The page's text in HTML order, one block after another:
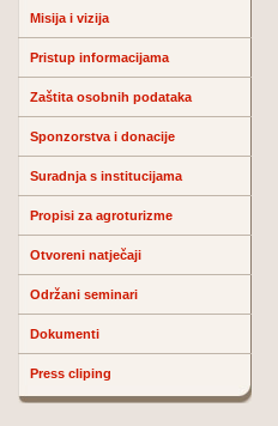
Misija i vizija
Pristup informacijama
Zaštita osobnih podataka
Sponzorstva i donacije
Suradnja s institucijama
Propisi za agroturizme
Otvoreni natječaji
Održani seminari
Dokumenti
Press cliping